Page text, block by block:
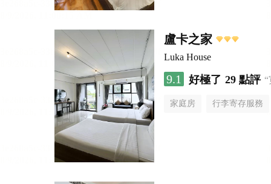
盧卡之家
Luka House
9.1 好極了 29 點評
家庭房 行李寄存服務